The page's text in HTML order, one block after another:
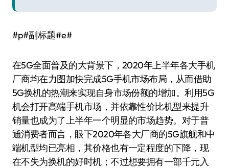
#p#副标题#e#
在5G全面普及的大背景下，2020年上半年各大手机
厂商均在力图加快完成5G手机市场布局，从而借助
5G换机的热潮来实现自身市场份额的增加。利用5G
机会打开高端手机市场，并依靠性价比机型来提升
销量也成为了上半年一个明显的市场趋势。对于普
通消费者而言，眼下2020年各大厂商的5G旗舰和中
端机型均已亮相，其价格也有一定程度的下降，现
在不失为换机的好时机；不过想要拥有一部千元入